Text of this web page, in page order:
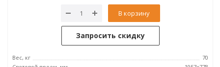
В корзину
Запросить скидку
Вес, кг
70